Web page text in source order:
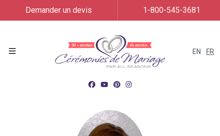
EN FR
Demander un devis 1-800-545-3681